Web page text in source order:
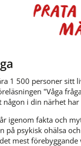
1 500 personer sitt
"Våga
någon i din närhet har
igenom fakta och
på psykisk ohälsa
mest